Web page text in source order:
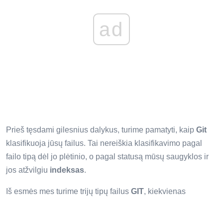
ad
Prieš tęsdami gilesnius dalykus, turime pamatyti, kaip Git
klasifikuoja jūsų failus. Tai nereiškia klasifikavimo pagal
failo tipą dėl jo plėtinio, o pagal statusą mūsų saugyklos ir
jos atžvilgiu indeksas.
Iš esmės mes turime trijų tipų failus GIT, kiekvienas